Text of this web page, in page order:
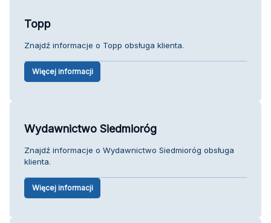
Topp
Znajdź informacje o Topp obsługa klienta.
Więcej informacji
Wydawnictwo Siedmioróg
Znajdź informacje o Wydawnictwo Siedmioróg obsługa
klienta.
Więcej informacji